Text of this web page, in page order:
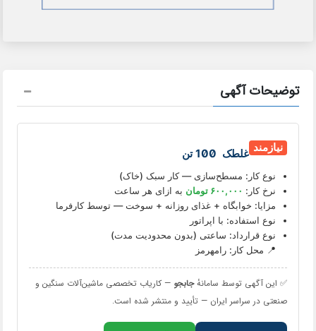
توضیحات آگهی
نیازمند غلطک 100 تن
نوع کار: مسطح‌سازی — کار سبک (خاک)
نرخ کار: ۶۰۰,۰۰۰ تومان
به ازای هر ساعت
مزایا: خوابگاه + غذای روزانه + سوخت — توسط کارفرما
نوع استفاده: با اپراتور
نوع قرارداد: ساعتی (بدون محدودیت مدت)
📍 محل کار: رامهرمز
✅ این آگهی توسط سامانهٔجابجو — کاریاب تخصصی ماشین‌آلات سنگین و
صنعتی در سراسر ایران — تأیید و منتشر شده است.